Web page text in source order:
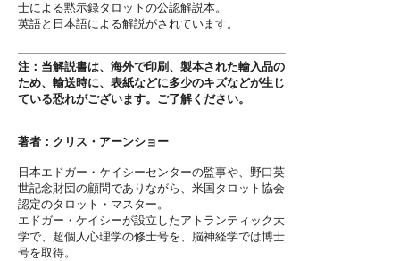
士による黙示録タロットの公認解説本。
英語と日本語による解説がされています。
注：当解説書は、海外で印刷、製本された輸入品の
ため、輸送時に、表紙などに多少のキズなどが生じ
ている恐れがございます。ご了解ください。
著者：クリス・アーンショー
日本エドガー・ケイシーセンターの監事や、野口英
世記念財団の顧問でありながら、米国タロット協会
認定のタロット・マスター。
エドガー・ケイシーが設立したアトランティック大
学で、超個人心理学の修士号を、脳神経学では博士
号を取得。